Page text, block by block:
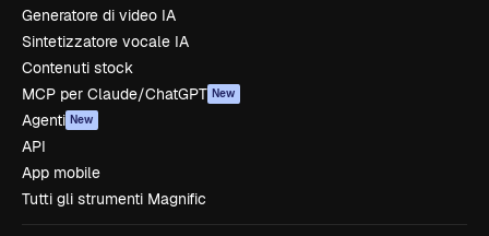
Generatore di video IA
Sintetizzatore vocale IA
Contenuti stock
MCP per Claude/ChatGPT New
Agenti New
API
App mobile
Tutti gli strumenti Magnific